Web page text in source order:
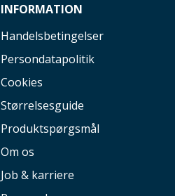
INFORMATION
Handelsbetingelser
Persondatapolitik
Cookies
Størrelsesguide
Produktspørgsmål
Om os
Job & karriere